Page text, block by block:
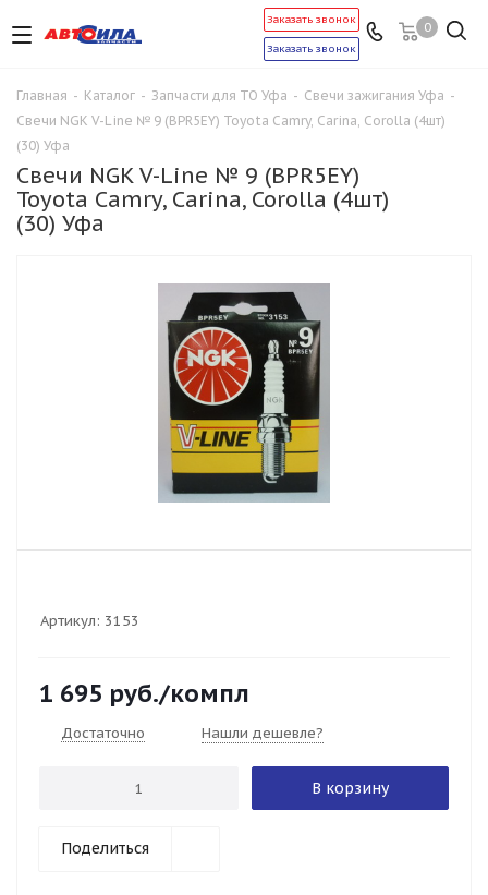
0
Заказать звонок
Заказать звонок
Главная - Каталог - Запчасти для ТО Уфа - Свечи зажигания Уфа -
Свечи NGK V-Line № 9 (BPR5EY) Toyota Camry, Carina, Corolla (4шт)
(30) Уфа
Свечи NGK V-Line № 9 (BPR5EY)
Toyota Camry, Carina, Corolla (4шт)
(30) Уфа
Артикул: 3153
1 695 руб./компл
Достаточно Нашли дешевле?
В корзину
Поделиться